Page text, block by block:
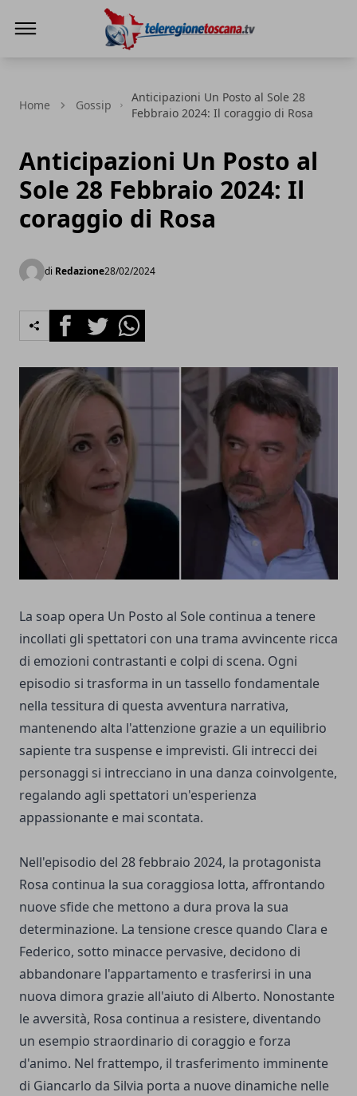
Home Gossip
Anticipazioni Un Posto al Sole 28
Febbraio 2024: Il coraggio di Rosa
Anticipazioni Un Posto al
Sole 28 Febbraio 2024: Il
coraggio di Rosa
di Redazione28/02/2024
FacebookTwitterWhatsapp
La soap opera Un Posto al Sole continua a tenere
incollati gli spettatori con una trama avvincente ricca
di emozioni contrastanti e colpi di scena. Ogni
episodio si trasforma in un tassello fondamentale
nella tessitura di questa avventura narrativa,
mantenendo alta l'attenzione grazie a un equilibrio
sapiente tra suspense e imprevisti. Gli intrecci dei
personaggi si intrecciano in una danza coinvolgente,
regalando agli spettatori un'esperienza
appassionante e mai scontata.
Nell'episodio del 28 febbraio 2024, la protagonista
Rosa continua la sua coraggiosa lotta, affrontando
nuove sfide che mettono a dura prova la sua
determinazione. La tensione cresce quando Clara e
Federico, sotto minacce pervasive, decidono di
abbandonare l'appartamento e trasferirsi in una
nuova dimora grazie all'aiuto di Alberto. Nonostante
le avversità, Rosa continua a resistere, diventando
un esempio straordinario di coraggio e forza
d'animo. Nel frattempo, il trasferimento imminente
di Giancarlo da Silvia porta a nuove dinamiche nelle